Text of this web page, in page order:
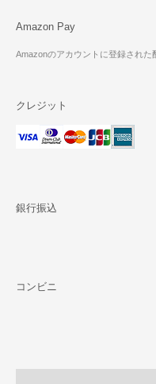
Amazon Pay
Amazonのアカウントに登録された
クレジット
銀行振込
コンビニ